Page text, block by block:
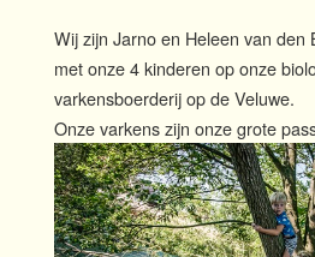
Wij zijn Jarno en Heleen van den
met onze 4 kinderen op onze
varkensboerderij op de Veluwe.
Onze varkens zijn onze grote